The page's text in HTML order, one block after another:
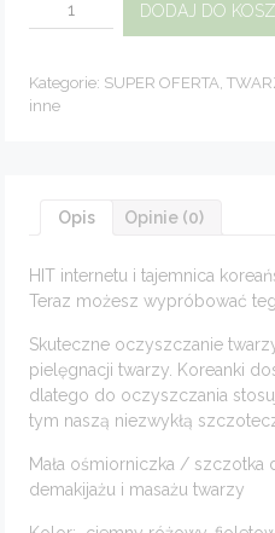
Internetu
myjka
do
demakijażu
DODAJ DO
Kategorie: SUPER OFERTA,
inne
Opis Opinie (0)
HIT internetu i tajemnica
Teraz możesz wypróbować
Skuteczne oczyszczanie
pielęgnacji twarzy. Koreanki
dlatego do oczyszczania
tym naszą niezwykłą
Mała ośmiorniczka / szczotka
demakijażu i masażu twarzy